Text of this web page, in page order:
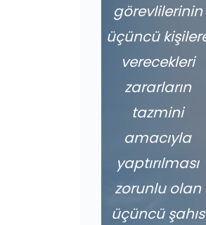
görevlilerinin
üçüncü
verecekleri
zararların
tazmini
amacıyla
yaptırılması
zorunlu olan
üçüncü şahıs